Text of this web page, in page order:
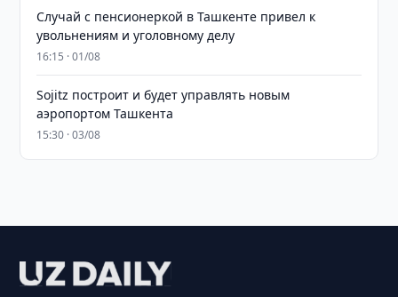
Случай с пенсионеркой в Ташкенте привел к
увольнениям и уголовному делу
16:15 · 01/08
Sojitz построит и будет управлять новым
аэропортом Ташкента
15:30 · 03/08